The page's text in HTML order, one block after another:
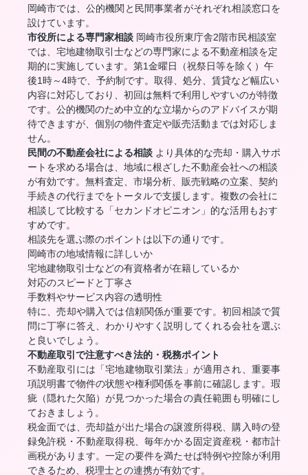
岡崎市では、公的機関と民間事業者がそれぞれ相談窓口を
設けています。
市役所による専門家相談 岡崎市役所東庁舎2階市民相談室
では、宅地建物取引士などの専門家による不動産相談を定
期的に実施しています。第1金曜日（祝祭日等を除く）午
後1時～4時で、予約制です。取得、処分、賃貸など幅広い
内容に対応しており、初回は無料で利用しやすいのが特徴
です。公的機関のため中立的な立場からのアドバイスが期
待できますが、個別の物件査定や販売活動までは対応しま
せん。
民間の不動産会社による相談 より具体的な売却・購入サポ
ートを求める場合は、地域に根ざした不動産会社への相談
が有効です。無料査定、市場分析、販売戦略の立案、契約
手続きの代行までをトータルで支援します。複数の会社に
相談して比較する「セカンドオピニオン」的な活用もおす
すめです。
相談先を選ぶ際のポイントは以下の通りです。
岡崎市の地域情報に詳しいか
宅地建物取引士などの有資格者が在籍しているか
対応のスピードと丁寧さ
手数料やサービス内容の透明性
特に、売却や購入では信頼関係が重要です。初回相談で質
問に丁寧に答え、わかりやすく説明してくれる会社を選ぶ
と良いでしょう。
不動産取引で注意すべき法的・税務ポイント
不動産取引には「宅地建物取引業法」が適用され、重要事
項説明書で物件の状態や権利関係を事前に確認します。瑕
疵（隠れた欠陥）が見つかった場合の責任範囲も明確にし
ておきましょう。
税金面では、売却益が出た場合の譲渡所得税、購入時の登
録免許税・不動産取得税、毎年かかる固定資産税・都市計
画税があります。一定の要件を満たせば特例や控除が利用
できるため、税理士との連携が有効です。